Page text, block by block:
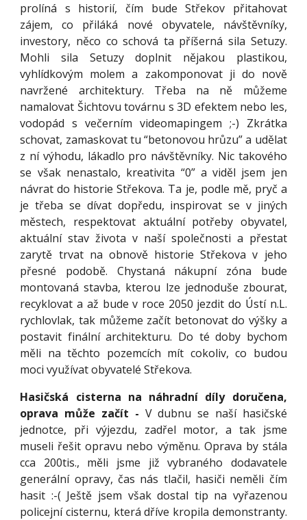
prolíná s historií, čím bude Střekov přitahovat
zájem, co přiláká nové obyvatele, návštěvníky,
investory, něco co schová ta příšerná sila Setuzy.
Mohli sila Setuzy doplnit nějakou plastikou,
vyhlídkovým molem a zakomponovat ji do nově
navržené architektury. Třeba na ně můžeme
namalovat Šichtovu továrnu s 3D efektem nebo les,
vodopád s večerním videomapingem ;-) Zkrátka
schovat, zamaskovat tu “betonovou hrůzu” a udělat
z ní výhodu, lákadlo pro návštěvníky. Nic takového
se však nenastalo, kreativita “0” a viděl jsem jen
návrat do historie Střekova. Ta je, podle mě, pryč a
je třeba se dívat dopředu, inspirovat se v jiných
městech, respektovat aktuální potřeby obyvatel,
aktuální stav života v naší společnosti a přestat
zarytě trvat na obnově historie Střekova v jeho
přesné podobě. Chystaná nákupní zóna bude
montovaná stavba, kterou lze jednoduše zbourat,
recyklovat a až bude v roce 2050 jezdit do Ústí n.L.
rychlovlak, tak můžeme začít betonovat do výšky a
postavit finální architekturu. Do té doby bychom
měli na těchto pozemcích mít cokoliv, co budou
moci využívat obyvatelé Střekova.
Hasičská cisterna na náhradní díly doručena,
oprava může začít - V dubnu se naší hasičské
jednotce, při výjezdu, zadřel motor, a tak jsme
museli řešit opravu nebo výměnu. Oprava by stála
cca 200tis., měli jsme již vybraného dodavatele
generální opravy, čas nás tlačil, hasiči neměli čím
hasit :-( Ještě jsem však dostal tip na vyřazenou
policejní cisternu, která dříve kropila demonstranty.